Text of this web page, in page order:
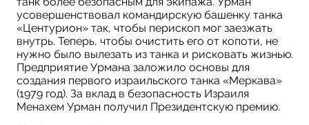
усовершенствовал командирскую башенку танка
«Центурион» так, чтобы перископ мог заезжать
внутрь. Теперь, чтобы очистить его от копоти, не
нужно было вылезать из танка и рисковать жизнью.
Предприятие Урмана заложило основы для
создания первого израильского танка «Меркава»
(1979 год). За вклад в безопасность Израиля
Менахем Урман получил Президентскую премию.